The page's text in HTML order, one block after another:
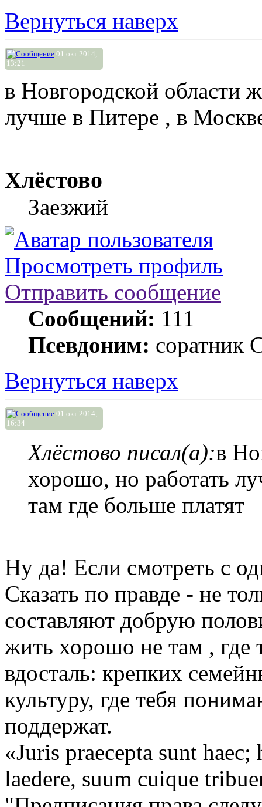
Вернуться наверх
01 окт 2014,
13:21
в Новгородской области
лучше в Питере , в
Хлёстово
Заезжий
Просмотреть профиль
Отправить сообщение
Сообщений: 111
Псевдоним: соратник
Вернуться наверх
01 окт 2014,
16:34
Хлёстово писал(а):в
хорошо, но работать
там где больше платят
Ну да! Если смотреть с
Сказать по правде - не
составляют добрую
жить хорошо не там , где
вдосталь: крепких
культуру, где тебя
поддержат.
«Juris praecepta sunt
laedere, suum cuique